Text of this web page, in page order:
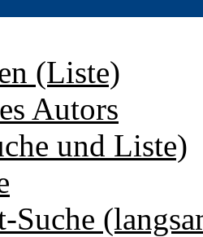
(Liste)
Autors
und Liste)